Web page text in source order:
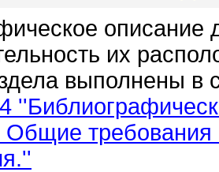
описание
их
выполнены в
Общие требования